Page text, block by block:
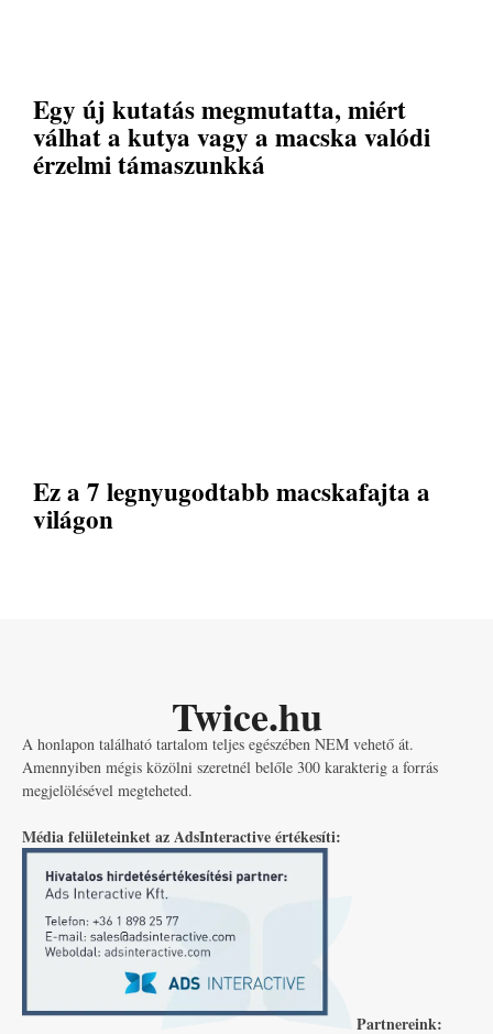
Egy új kutatás megmutatta, miért
válhat a kutya vagy a macska valódi
érzelmi támaszunkká
Ez a 7 legnyugodtabb macskafajta a
világon
Twice.hu
A honlapon található tartalom teljes egészében NEM vehető át.
Amennyiben mégis közölni szeretnél belőle 300 karakterig a forrás
megjelölésével megteheted.
Média felületeinket az AdsInteractive értékesíti:
Partnereink: